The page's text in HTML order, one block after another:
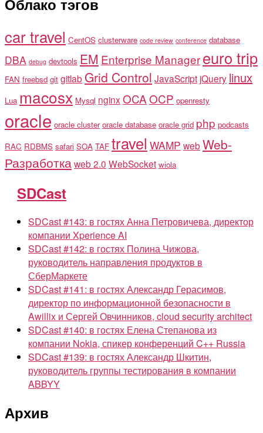
Облако тэгов
car travel CentOS clusterware code review conference database
DBA debug devtools EM Enterprise Managereuro trip
FAN freebsd git gitlab Grid Control JavaScript jQuery linux
Lua macosx Mysql nginx OCAOCP openresty
oracle oracle cluster oracle database oracle grid php podcasts
RAC RDBMS safari SOA TAF travel WAMP web Web-
Разработкаweb 2.0 WebSocket wiola
SDCast
SDCast #143: в гостях Анна Петровичева, директор
компании Xperience AI
SDCast #142: в гостях Полина Чижова,
руководитель направления продуктов в
СберМаркете
SDCast #141: в гостях Александр Герасимов,
директор по информационной безопасности в
Awillix и Сергей Овчинников, cloud security architect
SDCast #140: в гостях Елена Степанова из
компании Nokia, спикер конференций C++ Russia
SDCast #139: в гостях Александр Шкитин,
руководитель группы тестирования в компании
ABBYY
Архив